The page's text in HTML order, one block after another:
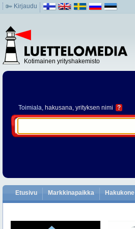
Kirjaudu
Kotimainen yrityshakemisto
Toimiala, hakusana, yrityksen nimi ?
Etusivu Markkinapaikka Hakukone